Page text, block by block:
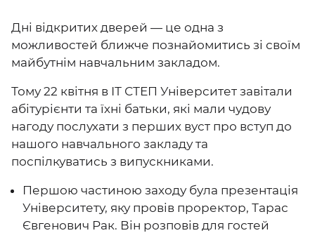
Дні відкритих дверей — це одна з
можливостей ближче познайомитись зі своїм
майбутнім навчальним закладом.
Тому 22 квітня в ІТ СТЕП Університет завітали
абітурієнти та їхні батьки, які мали чудову
нагоду послухати з перших вуст про вступ до
нашого навчального закладу та
поспілкуватись з випускниками.
Першою частиною заходу була презентація
Університету, яку провів проректор, Тарас
Євгенович Рак. Він розповів для гостей